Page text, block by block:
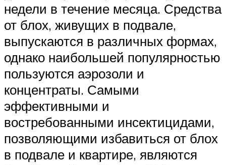
недели в течение месяца. Средства
от блох, живущих в подвале,
выпускаются в различных формах,
однако наибольшей популярностью
пользуются аэрозоли и
концентраты. Самыми
эффективными и
востребованными инсектицидами,
позволяющими избавиться от блох
в подвале и квартире, являются